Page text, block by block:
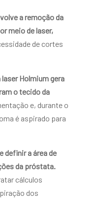
a remoção da
meio de laser,
de cortes
Holmium gera
o tecido da
e, durante o
é aspirado para
definir a área de
da próstata.
cálculos
dos